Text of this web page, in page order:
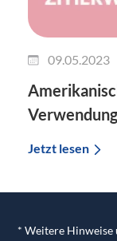
09.05.2023
Jetzt lesen
* Weitere